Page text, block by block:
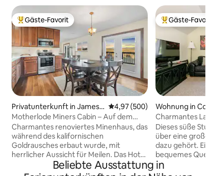
Beliebter Gäste-Favorit.
Gäste-Favorit
Privatunterkunft in Jamest
own
Durchschnittliche Bewertung:
4,97 (500)
Motherlode Miners Cabin – Auf dem
Weg nach Yosemite.
Charmantes renoviertes Minenhaus, das
während des kalifornischen
Goldrausches erbaut wurde, mit
herrlicher Aussicht für Meilen. Das Hotel
liegt in Jamestown, CA, nur 41 Meilen
vom Yosemite-Nationalpark-Eingang in
Beliebter Gäste-
Gäste-Favorit
Wohnung in
Charmantes
Gateway
Dieses süße
über eine große
dazu gehört. Ein
bequemes
kleine Juwel liegt
drei Morgen
Beliebte Ausstattung in